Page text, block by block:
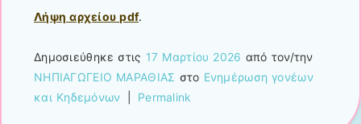
Λήψη αρχείου pdf.
Δημοσιεύθηκε στις 17 Μαρτίου 2026 από τον/την
ΝΗΠΙΑΓΩΓΕΙΟ ΜΑΡΑΘΙΑΣ στο Ενημέρωση γονέων
και Κηδεμόνων
Permalink